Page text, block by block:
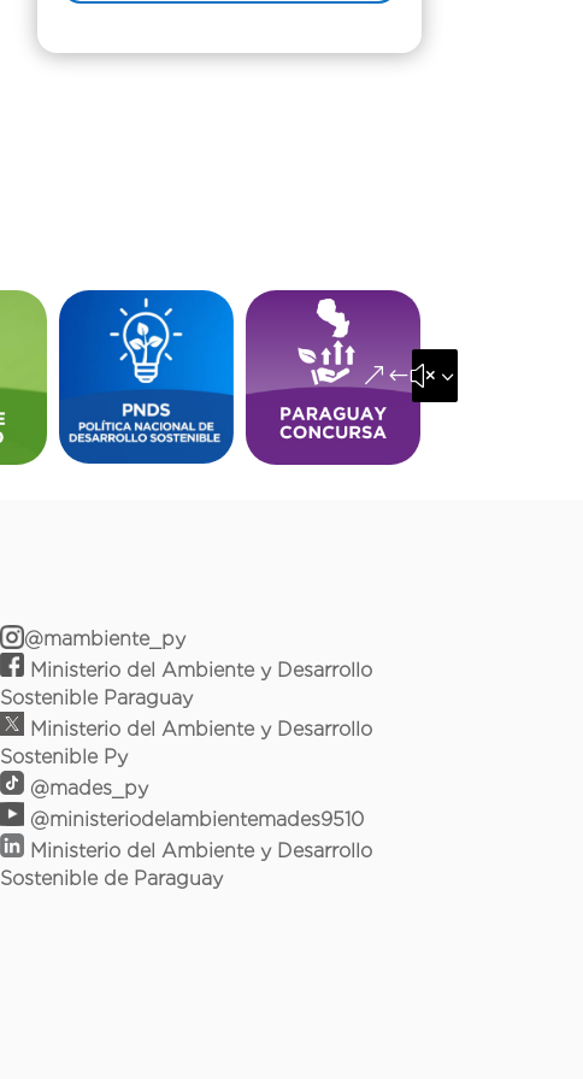
&#x35;
@mambiente_py
Ministerio del Ambiente y Desarrollo
Sostenible Paraguay
Ministerio del Ambiente y Desarrollo
Sostenible Py
@mades_py
@ministeriodelambientemades9510
Ministerio del Ambiente y Desarrollo
Sostenible de Paraguay